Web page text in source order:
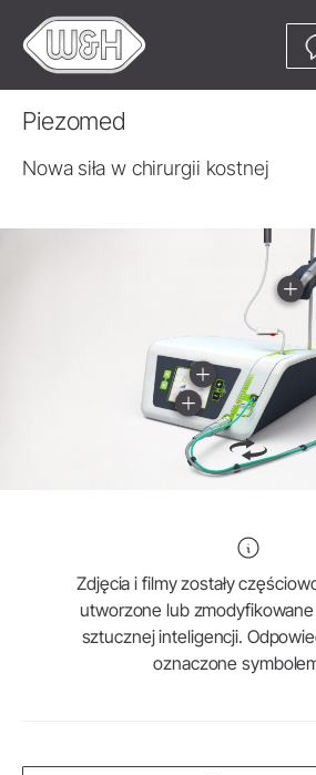
Piezomed
Nowa siła w chirurgii kostnej
Zdjęcia i filmy zostały
utworzone lub
sztucznej inteligencji.
oznaczone